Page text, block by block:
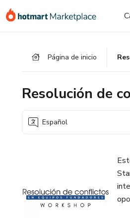
Página de inicio
Resolución de
Español